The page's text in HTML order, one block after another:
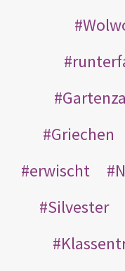
Griechen
erwischt
Silvester